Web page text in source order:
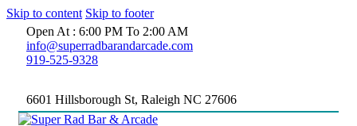
Skip to content Skip to footer
Open At : 6:00 PM To 2:00 AM
info@superradbarandarcade.com
919-525-9328
6601 Hillsborough St, Raleigh NC 27606